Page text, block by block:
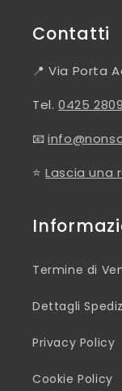
Contatti
📍 Via Porta
Tel. 0425
📧
⭐Lascia una
Termine di
Dettagli
Privacy Policy
Cookie Policy